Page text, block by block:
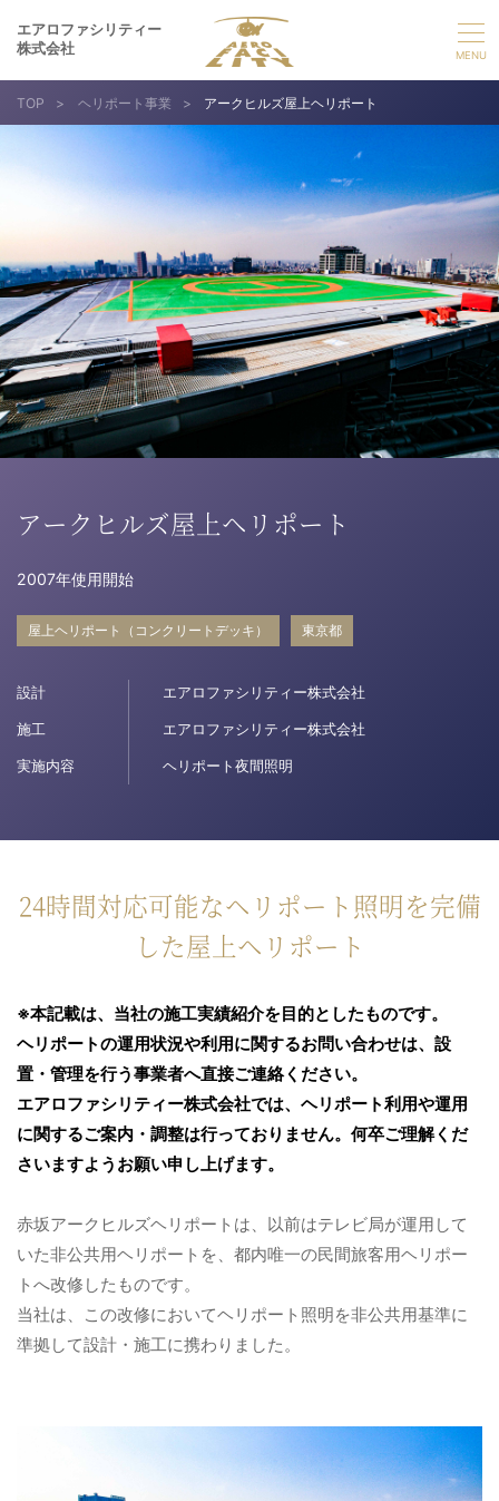
エアロファシリティー
株式会社
選ばれる理由
事業紹介
企業情報
採用情報
お問い合わせ
自治体関係者の方
設計及び建築関係者の方
English
TOP > ヘリポート事業 > アークヒルズ屋上ヘリポート
アークヒルズ屋上ヘリポート
2007年使用開始
屋上ヘリポート（コンクリートデッキ） 東京都
設計 エアロファシリティー株式会社
施工 エアロファシリティー株式会社
実施内容 ヘリポート夜間照明
24時間対応可能なヘリポート照明を完備
した屋上ヘリポート
※本記載は、当社の施工実績紹介を目的としたものです。
ヘリポートの運用状況や利用に関するお問い合わせは、設
置・管理を行う事業者へ直接ご連絡ください。
エアロファシリティー株式会社では、ヘリポート利用や運用
に関するご案内・調整は行っておりません。何卒ご理解くだ
さいますようお願い申し上げます。
赤坂アークヒルズヘリポートは、以前はテレビ局が運用して
いた非公共用ヘリポートを、都内唯一の民間旅客用ヘリポー
トへ改修したものです。
当社は、この改修においてヘリポート照明を非公共用基準に
準拠して設計・施工に携わりました。